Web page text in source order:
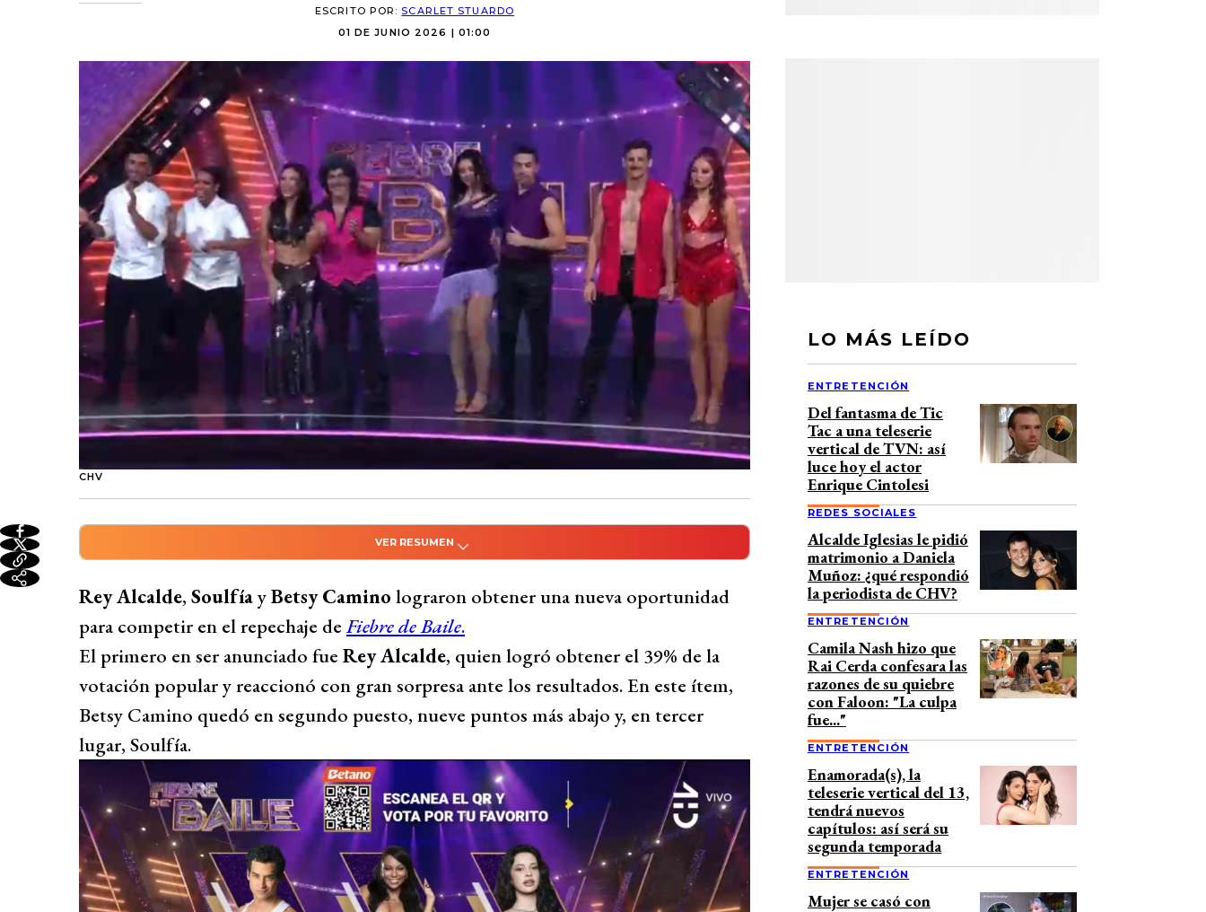
ESCRITO POR:SCARLET STUARDO
01 DE JUNIO 2026 | 01:00
CHV
VER RESUMEN
Rey Alcalde, Soulfía y Betsy Camino obtienen nueva oportunidad en Fiebre de Baile:
Rey Alcalde elegido con 39% de votación popular, Soulfía logra puntaje más alto de la
noche con 29 puntos. Betsy Camino gana última oportunidad con votación de
concursantes al estilo de Rojo.
Desarrollado por Bío Bío Comunicaciones
Rey Alcalde, SoulfíayBetsy Camino lograron obtener una nueva oportunidad
para competir en el repechaje deFiebre de Baile.
El primero en ser anunciado fue Rey Alcalde, quien logró obtener el 39% de la
votación popular y reaccionó con gran sorpresa ante los resultados. En este ítem,
Betsy Camino quedó en segundo puesto, nueve puntos más abajo y, en tercer
lugar, Soulfía.
LO MÁS LEÍDO
ENTRETENCIÓN
Del fantasma de Tic
Tac a una teleserie
vertical de TVN: así
luce hoy el actor
Enrique Cintolesi
REDES SOCIALES
Alcalde Iglesias le pidió
matrimonio a Daniela
Muñoz: ¿qué respondió
la periodista de CHV?
ENTRETENCIÓN
Camila Nash hizo que
Rai Cerda confesara las
razones de su quiebre
con Faloon: "La culpa
fue..."
ENTRETENCIÓN
Enamorada(s), la
teleserie vertical del 13,
tendrá nuevos
capítulos: así será su
segunda temporada
ENTRETENCIÓN
Mujer se casó con